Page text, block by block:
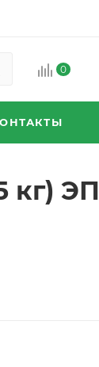
0
кг) ЭП